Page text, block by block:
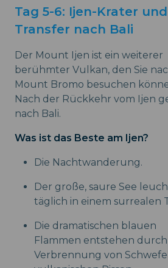
Tag 5-6: Ijen-Krater und
Transfer nach Bali
Der Mount Ijen ist ein weiterer
berühmter Vulkan, den Sie
Mount Bromo besuchen
Nach der Rückkehr vom Ijen
nach Bali.
Was ist das Beste am Ijen?
Die Nachtwanderung.
Der große, saure See
täglich in einem surrealen
Die dramatischen blauen
Flammen entstehen durch
Verbrennung von